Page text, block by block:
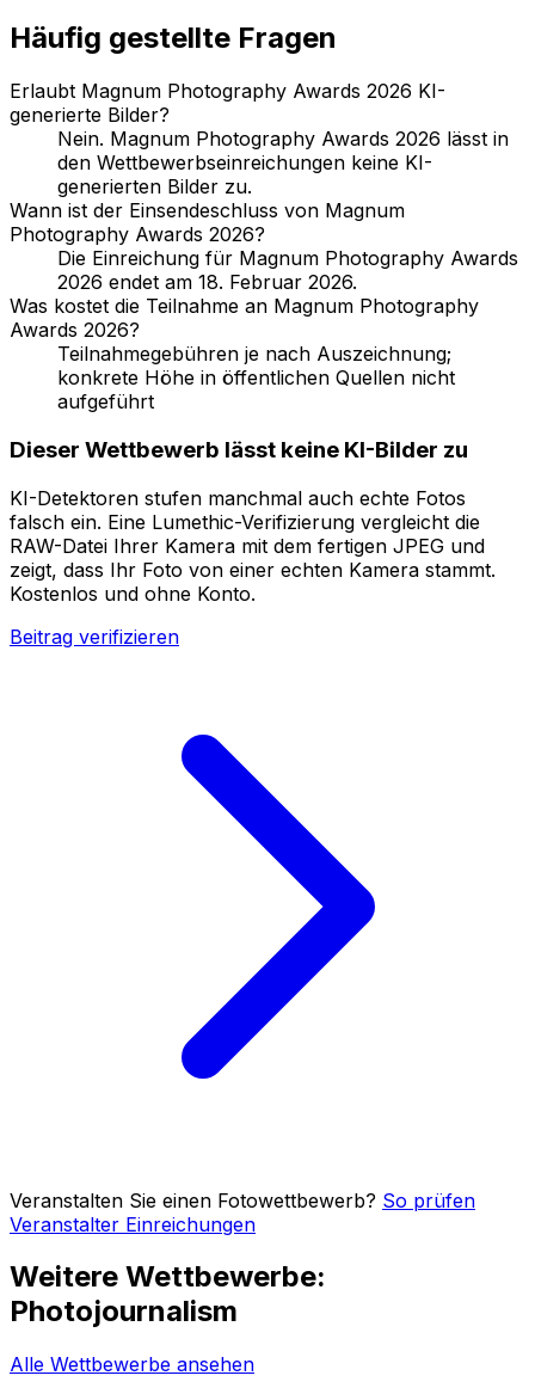
Häufig gestellte Fragen
Erlaubt Magnum Photography Awards 2026 KI-
generierte Bilder?
Nein. Magnum Photography Awards 2026 lässt in
den Wettbewerbseinreichungen keine KI-
generierten Bilder zu.
Wann ist der Einsendeschluss von Magnum
Photography Awards 2026?
Die Einreichung für Magnum Photography Awards
2026 endet am 18. Februar 2026.
Was kostet die Teilnahme an Magnum Photography
Awards 2026?
Teilnahmegebühren je nach Auszeichnung;
konkrete Höhe in öffentlichen Quellen nicht
aufgeführt
Dieser Wettbewerb lässt keine KI-Bilder zu
KI-Detektoren stufen manchmal auch echte Fotos
falsch ein. Eine Lumethic-Verifizierung vergleicht die
RAW-Datei Ihrer Kamera mit dem fertigen JPEG und
zeigt, dass Ihr Foto von einer echten Kamera stammt.
Kostenlos und ohne Konto.
Beitrag verifizieren
Veranstalten Sie einen Fotowettbewerb? So prüfen
Veranstalter Einreichungen
Weitere Wettbewerbe:
Photojournalism
Alle Wettbewerbe ansehen